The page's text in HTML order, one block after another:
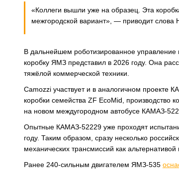
«Коллеги вышли уже на образец. Эта
межгородской вариант», — приводит
В дальнейшем роботизированное
коробку ЯМЗ представил в 2026 году. Она
тяжёлой коммерческой техники.
Camozzi участвует и в аналогичном проекте
коробки семейства ZF EcoMid, производство
на новом междугородном автобусе КАМАЗ-
Опытные КАМАЗ-52229 уже проходят
году. Таким образом, сразу несколько
механических трансмиссий как
Ранее 240-сильным двигателем ЯМЗ-535